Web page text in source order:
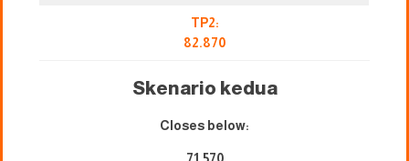
TP2:
82.870
Skenario kedua
Closes below: